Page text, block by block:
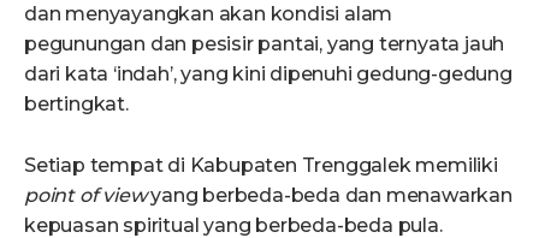
dan menyayangkan akan kondisi alam
pegunungan dan pesisir pantai, yang ternyata jauh
dari kata ‘indah’, yang kini dipenuhi gedung-gedung
bertingkat.
Setiap tempat di Kabupaten Trenggalek memiliki
point of viewyang berbeda-beda dan menawarkan
kepuasan spiritual yang berbeda-beda pula.